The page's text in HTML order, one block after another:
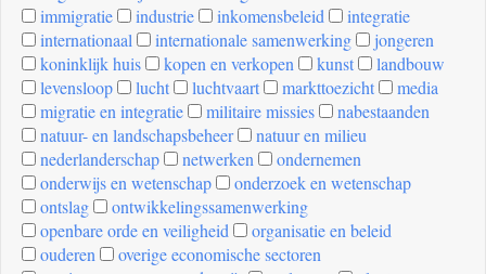
immigratie
industrie inkomensbeleid
integratie
internationaal
internationale samenwerking
jongeren
koninklijk huis
kopen en verkopen kunst
landbouw
levensloop
lucht luchtvaart markttoezicht
media
migratie en integratie
militaire missies
nabestaanden
natuur- en landschapsbeheer
natuur en milieu
nederlanderschap
netwerken
ondernemen
onderwijs en wetenschap
onderzoek en wetenschap
ontslag
ontwikkelingssamenwerking
openbare orde en veiligheid
organisatie en beleid
ouderen
overige economische sectoren